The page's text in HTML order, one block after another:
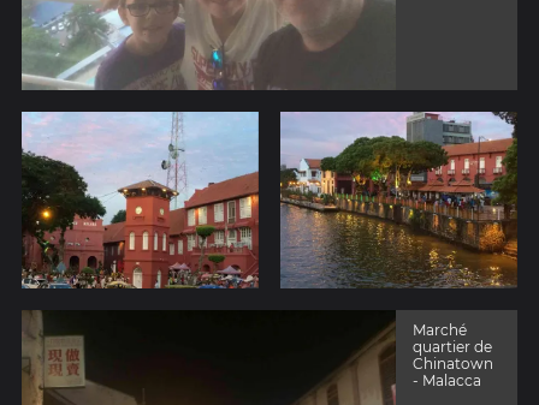
Marché
quartier de
Chinatown
- Malacca